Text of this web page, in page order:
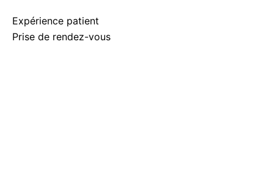
Expérience patient
Prise de rendez-vous